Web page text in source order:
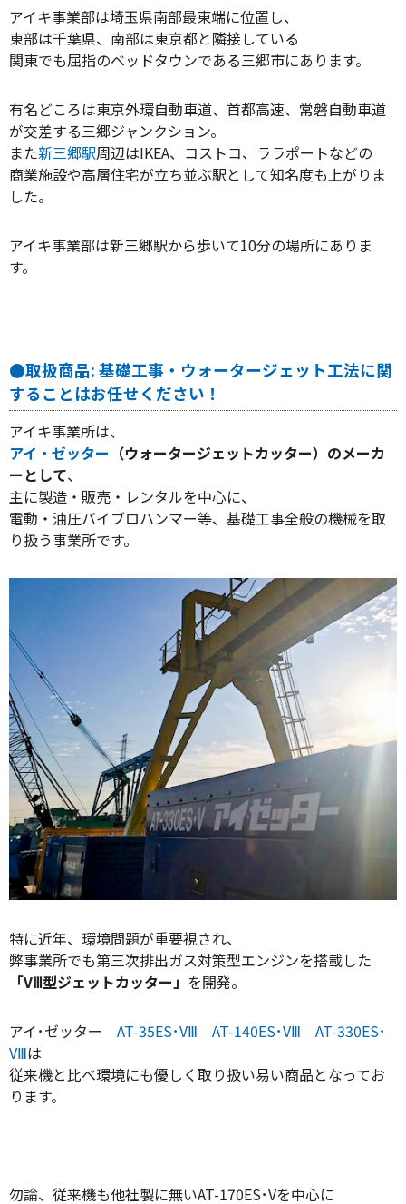
アイキ事業部は埼玉県南部最東端に位置し、
東部は千葉県、南部は東京都と隣接している
関東でも屈指のベッドタウンである三郷市にあります。
有名どころは東京外環自動車道、首都高速、常磐自動車道
が交差する三郷ジャンクション。
また新三郷駅周辺はIKEA、コストコ、ララポートなどの
商業施設や高層住宅が立ち並ぶ駅として知名度も上がりま
した。
アイキ事業部は新三郷駅から歩いて10分の場所にありま
す。
●取扱商品: 基礎工事・ウォータージェット工法に関
することはお任せください！
アイキ事業所は、
アイ・ゼッター （ウォータージェットカッター）のメーカ
ーとして、
主に製造・販売・レンタルを中心に、
電動・油圧バイブロハンマー等、基礎工事全般の機械を取
り扱う事業所です。
特に近年、環境問題が重要視され、
弊事業所でも第三次排出ガス対策型エンジンを搭載した
「VⅢ型ジェットカッター」 を開発。
アイ･ゼッター AT-35ES･VⅢ AT-140ES･VⅢ
AT-330ES･
VⅢは
従来機と比べ環境にも優しく取り扱い易い商品となってお
ります。
勿論、従来機も他社製に無いAT-170ES･Vを中心に